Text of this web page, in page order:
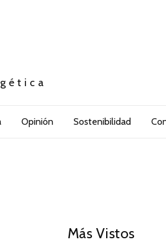
Opinión Sostenibilidad
Más Vistos